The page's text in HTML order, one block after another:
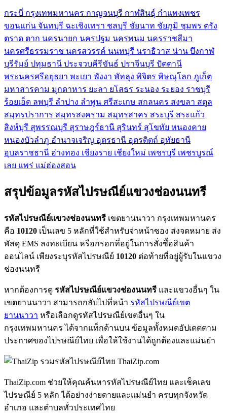
กระบี่ กรุงเทพมหานคร กาญจนบุรี กาฬสินธุ์ กำแพงเพชร
ขอนแก่น จันทบุรี ฉะเชิงเทรา ชลบุรี ชัยนาท ชัยภูมิ ชุมพร ตรัง
ตราด ตาก นครนายก นครปฐม นครพนม นครราชสีมา
นครศรีธรรมราช นครสวรรค์ นนทบุรี นราธิวาส น่าน บึงกาฬ
บุรีรัมย์ ปทุมธานี ประจวบคีรีขันธ์ ปราจีนบุรี ปัตตานี
พระนครศรีอยุธยา พะเยา พังงา พัทลุง พิจิตร พิษณุโลก ภูเก็ต
มหาสารคาม มุกดาหาร ยะลา ยโสธร ระนอง ระยอง ราชบุรี
ร้อยเอ็ด ลพบุรี ลำปาง ลำพูน ศรีสะเกษ สกลนคร สงขลา สตูล
สมุทรปราการ สมุทรสงคราม สมุทรสาคร สระบุรี สระแก้ว
สิงห์บุรี สุพรรณบุรี สุราษฎร์ธานี สุรินทร์ สุโขทัย หนองคาย
หนองบัวลำภู อำนาจเจริญ อุดรธานี อุตรดิตถ์ อุทัยธานี
อุบลราชธานี อ่างทอง เชียงราย เชียงใหม่ เพชรบุรี เพชรบูรณ์
เลย แพร่ แม่ฮ่องสอน
สรุปข้อมูลรหัสไปรษณีย์แขวงช่องนนทรี
รหัสไปรษณีย์แขวงช่องนนทรี เขตยานนาวา กรุงเทพมหานคร
คือ 10120 เป็นเลข 5 หลักที่ใช้สำหรับจ่าหน้าซอง ส่งจดหมาย ส่ง
พัสดุ EMS ลงทะเบียน หรือกรอกที่อยู่ในการสั่งซื้อสินค้า
ออนไลน์ เพียงระบุรหัสไปรษณีย์ 10120 ต่อท้ายที่อยู่ผู้รับในแขวง
ช่องนนทรี
หากต้องการดู รหัสไปรษณีย์แขวงช่องนนทรี และแขวงอื่นๆ ใน
เขตยานนาวา สามารถกลับไปที่หน้า รหัสไปรษณีย์เขต
ยานนาวา หรือเลือกดูรหัสไปรษณีย์เขตอื่นๆ ใน
กรุงเทพมหานคร ได้จากแท็กด้านบน ข้อมูลทั้งหมดอัปเดตตาม
ประกาศของไปรษณีย์ไทย เพื่อให้ใช้งานได้ถูกต้องและแม่นยำ
ThaiZip.com
ThaiZip.com ช่วยให้คุณค้นหารหัสไปรษณีย์ไทย และเช็คเลข
ไปรษณีย์ 5 หลัก ได้อย่างง่ายดายและแม่นยำ ครบทุกจังหวัด
อำเภอ และตำบลทั่วประเทศไทย